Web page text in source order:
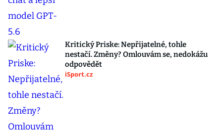
Kritický Priske: Nepřijatelné, tohle
nestačí. Změny? Omlouvám se, nedokážu
odpovědět
iSport.cz